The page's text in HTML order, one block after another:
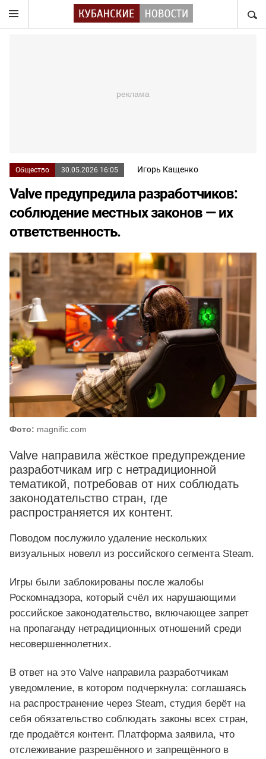
Общество 30.05.2026 16:05 Игорь Кащенко
Valve предупредила разработчиков:
соблюдение местных законов — их
ответственность.
Фото: magnific.com
Valve направила жёсткое предупреждение
разработчикам игр с нетрадиционной
тематикой, потребовав от них соблюдать
законодательство стран, где
распространяется их контент.
Поводом послужило удаление нескольких
визуальных новелл из российского сегмента Steam.
Игры были заблокированы после жалобы
Роскомнадзора, который счёл их нарушающими
российское законодательство, включающее запрет
на пропаганду нетрадиционных отношений среди
несовершеннолетних.
В ответ на это Valve направила разработчикам
уведомление, в котором подчеркнула: соглашаясь
на распространение через Steam, студия берёт на
себя обязательство соблюдать законы всех стран,
где продаётся контент. Платформа заявила, что
отслеживание разрешённого и запрещённого в